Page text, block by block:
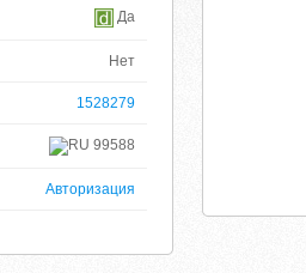
Да
Нет
1528279
99588
Авторизация